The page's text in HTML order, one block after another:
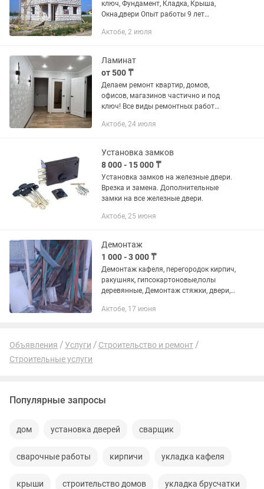
ключ, Фундамент, Кладка, Крыша,
Окна,двери Опыт работы 9 лет
Актобе, 2 июля
Ламинат
от 500 ₸
Делаем ремонт квартир, домов,
офисов, магазинов частично и под
ключ! Все виды ремонтных работ
доступные цены и в срок!!! Штукатурка
Актобе, 24 июля
Установка замков
8 000 - 15 000 ₸
Установка замков на железные двери.
Врезка и замена. Дополнительные
замки на все железные двери.
Актобе, 25 июня
Демонтаж
1 000 - 3 000 ₸
Демонтаж кафеля, перегородок кирпич,
ракушняк, гипсокартоновые,полы
деревянные, Демонтаж стяжки, двери,
подготовка к ремонту Вынос и
Актобе, 17 июня
Объявления Услуги
Строительство и ремонт
Строительные услуги
Популярные запросы
дом установка дверей сварщик
сварочные работы кирпичи укладка кафеля
крыши строительство домов укладка брусчатки